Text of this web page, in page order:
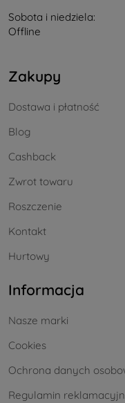
Sobota i niedziela:
Offline
Zakupy
Dostawa i płatność
Blog
Cashback
Zwrot towaru
Roszczenie
Kontakt
Hurtowy
Informacja
Nasze marki
Cookies
Ochrona danych
Regulamin